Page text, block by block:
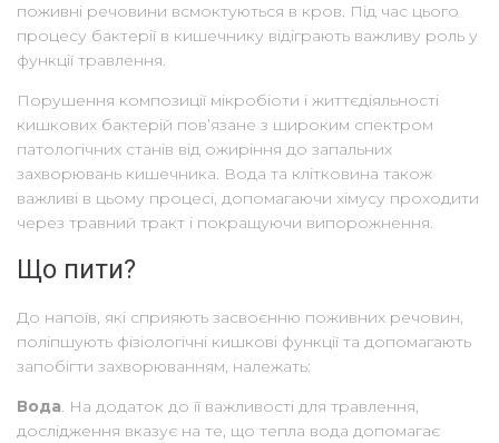
поживні речовини всмоктуються в кров. Під час цього
процесу бактерії в кишечнику відіграють важливу роль у
функції травлення.
Порушення композиції мікробіоти і життєдіяльності
кишкових бактерій пов’язане з широким спектром
патологічних станів від ожиріння до запальних
захворювань кишечника. Вода та клітковина також
важливі в цьому процесі, допомагаючи хімусу проходити
через травний тракт і покращуючи випорожнення.
Що пити?
До напоїв, які сприяють засвоєнню поживних речовин,
поліпшують фізіологічні кишкові функції та допомагають
запобігти захворюванням, належать:
Вода. На додаток до її важливості для травлення,
дослідження вказує на те, що тепла вода допомагає